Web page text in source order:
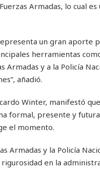
Armadas, lo cual
un gran
herramientas
Armadas y a la Policía
añadió.
Winter, manifestó
formal, presente y
el momento.
Armadas y la Policía
en la